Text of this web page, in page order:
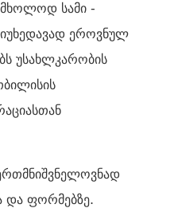
მხოლოდ სამი -
ეროვნულ
უსახლკარობის
და ფორმებზე.